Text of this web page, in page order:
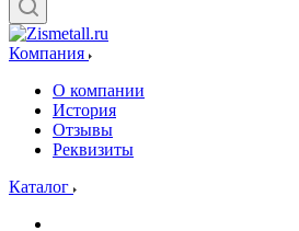
Компания
О компании
История
Отзывы
Реквизиты
Каталог